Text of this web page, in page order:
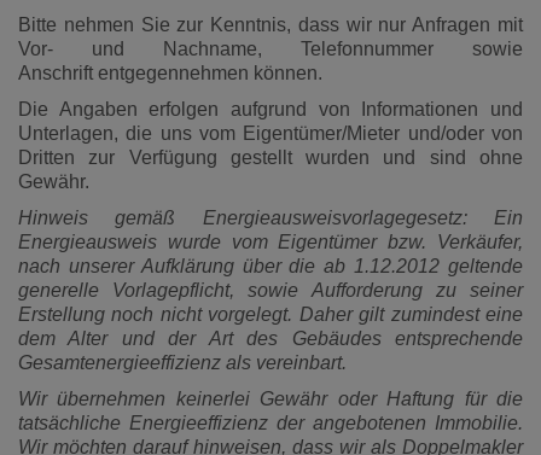
Bitte nehmen Sie zur Kenntnis, dass wir nur Anfragen mit
Vor- und Nachname, Telefonnummer sowie
Anschrift entgegennehmen können.
Die Angaben erfolgen aufgrund von Informationen und
Unterlagen, die uns vom Eigentümer/Mieter und/oder von
Dritten zur Verfügung gestellt wurden und sind ohne
Gewähr.
Hinweis gemäß Energieausweisvorlagegesetz: Ein
Energieausweis wurde vom Eigentümer bzw. Verkäufer,
nach unserer Aufklärung über die ab 1.12.2012 geltende
generelle Vorlagepflicht, sowie Aufforderung zu seiner
Erstellung noch nicht vorgelegt. Daher gilt zumindest eine
dem Alter und der Art des Gebäudes entsprechende
Gesamtenergieeffizienz als vereinbart.
Wir übernehmen keinerlei Gewähr oder Haftung für die
tatsächliche Energieeffizienz der angebotenen Immobilie.
Wir möchten darauf hinweisen, dass wir als Doppelmakler